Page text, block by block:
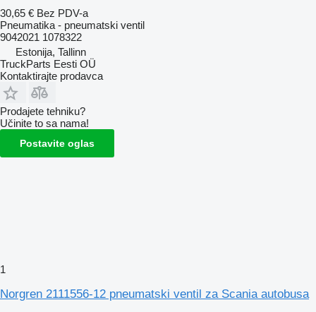
30,65 € Bez PDV-a
Pneumatika - pneumatski ventil
9042021 1078322
Estonija, Tallinn
TruckParts Eesti OÜ
Kontaktirajte prodavca
Prodajete tehniku?
Učinite to sa nama!
Postavite oglas
1
Norgren 2111556-12 pneumatski ventil za Scania autobusa